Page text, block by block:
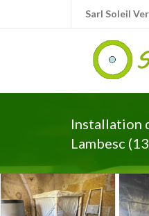
Sarl Soleil
Installation
Lambesc
Panneau de gestion des cookies